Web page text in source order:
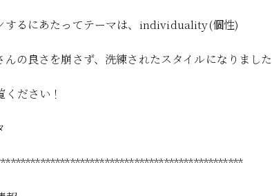
するにあたってテーマは、individuality(個性)
んの良さを崩さず、洗練されたスタイルになりました
ください！